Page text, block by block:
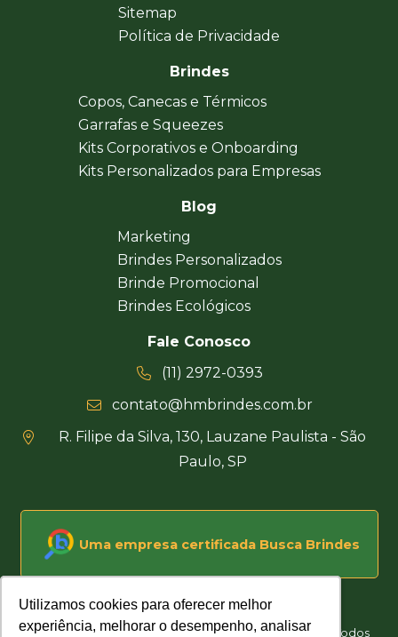
Utilizamos cookies para oferecer melhor
experiência, melhorar o desempenho, analisar
Utilizamos cookies para oferecer melhor
experiência, melhorar o desempenho, analisar
Sitemap
Política de Privacidade
Brindes
Copos, Canecas e Térmicos
Garrafas e Squeezes
Kits Corporativos e Onboarding
Kits Personalizados para Empresas
Blog
Marketing
Brindes Personalizados
Brinde Promocional
Brindes Ecológicos
Fale Conosco
(11) 2972-0393
contato@hmbrindes.com.br
R. Filipe da Silva, 130, Lauzane Paulista - São
Paulo, SP
Uma empresa certificada Busca Brindes
Hakuna Matata Brindes Corporativos Personalizados © Todos